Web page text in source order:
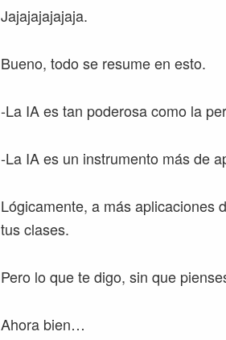
Jajajajajajaja.
Bueno, todo se resume en esto.
-La IA es tan poderosa como la
-La IA es un instrumento más de
Lógicamente, a más aplicaciones
tus clases.
Pero lo que te digo, sin que
Ahora bien…